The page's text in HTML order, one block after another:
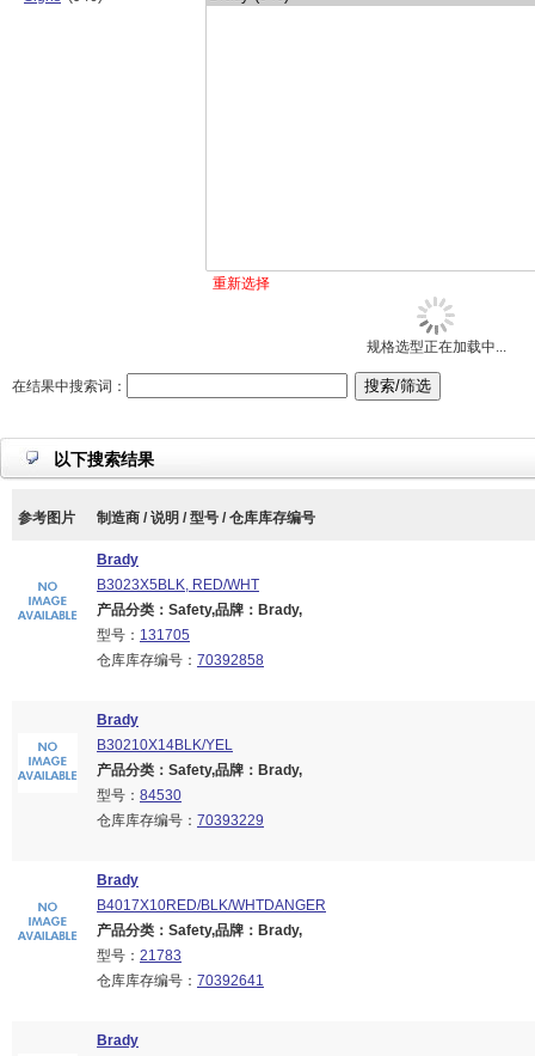
重新选择
规格选型正在加载中...
在结果中搜索词：
以下搜索结果
参考图片 制造商 / 说明 / 型号 / 仓库库存编号
Brady
B3023X5BLK, RED/WHT
产品分类：Safety,品牌：Brady,
型号： 131705
仓库库存编号： 70392858
Brady
B30210X14BLK/YEL
产品分类：Safety,品牌：Brady,
型号： 84530
仓库库存编号： 70393229
Brady
B4017X10RED/BLK/WHTDANGER
产品分类：Safety,品牌：Brady,
型号： 21783
仓库库存编号： 70392641
Brady